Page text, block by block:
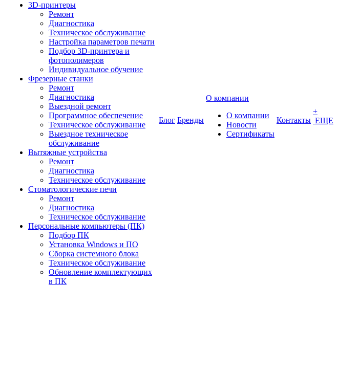
3D-принтеры
Ремонт
Диагностика
Техническое обслуживание
Настройка параметров печати
Подбор 3D-принтера и
фотополимеров
Индивидуальное обучение
Фрезерные станки
Ремонт
Диагностика
Выездной ремонт
Программное обеспечение
Техническое обслуживание
Выездное техническое
обслуживание
Вытяжные устройства
Ремонт
Диагностика
Техническое обслуживание
Стоматологические печи
Ремонт
Диагностика
Техническое обслуживание
Персональные компьютеры (ПК)
Подбор ПК
Установка Windows и ПО
Сборка системного блока
Техническое обслуживание
Обновление комплектующих
в ПК
Блог Бренды
О компании
О компании
Новости
Сертификаты
Контакты
+
ЕЩЕ